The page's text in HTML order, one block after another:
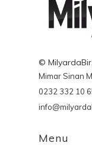
©
Mimar Sinan
0232 332 10
Menu